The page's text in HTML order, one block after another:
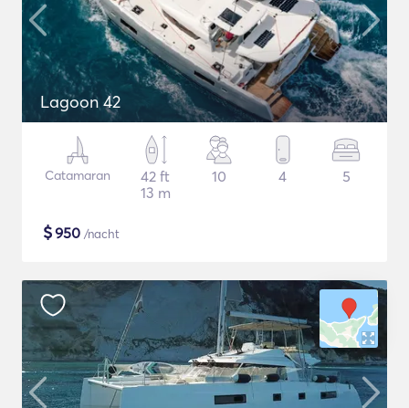
Lagoon 42
Catamaran
42 ft
13 m
10 4 5
$950 /nacht